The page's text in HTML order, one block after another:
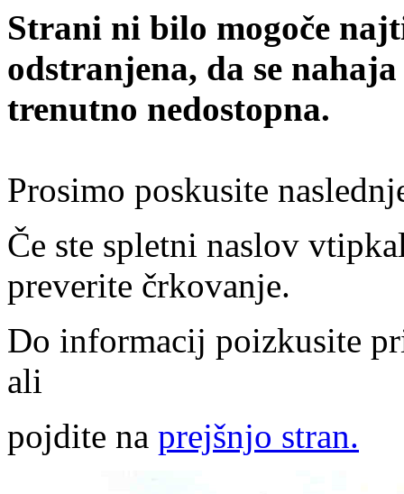
Strani ni bilo mogoče
odstranjena, da se
trenutno nedostopna.
Prosimo poskusite
Če ste spletni naslov
preverite črkovanje.
Do informacij poizkusite
ali
pojdite na prejšnjo stran.